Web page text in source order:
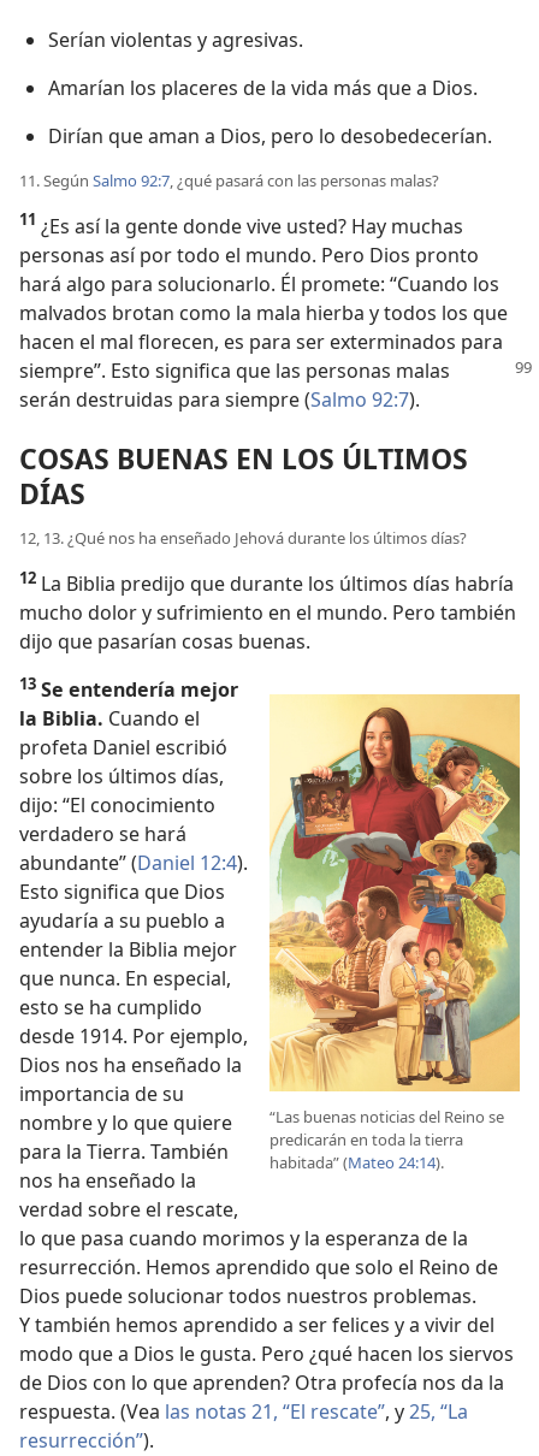
Serían violentas y agresivas.
Amarían los placeres de la vida más que a Dios.
Dirían que aman a Dios, pero lo desobedecerían.
11. Según Salmo 92:7, ¿qué pasará con las personas malas?
11 ¿Es así la gente donde vive usted? Hay muchas
personas así por todo el mundo. Pero Dios pronto
hará algo para solucionarlo. Él promete: “Cuando los
malvados brotan como la mala hierba y todos los que
hacen el mal florecen, es para ser exterminados para
siempre”. Esto significa que las personas malas
serán destruidas para siempre (Salmo 92:7).
COSAS BUENAS EN LOS ÚLTIMOS
DÍAS
12, 13. ¿Qué nos ha enseñado Jehová durante los últimos días?
12 La Biblia predijo que durante los últimos días habría
mucho dolor y sufrimiento en el mundo. Pero también
dijo que pasarían cosas buenas.
“Las buenas noticias del Reino se
predicarán en toda la tierra
habitada” (Mateo 24:14).
13 Se entendería mejor
la Biblia. Cuando el
profeta Daniel escribió
sobre los últimos días,
dijo: “El conocimiento
verdadero se hará
abundante” (Daniel 12:4).
Esto significa que Dios
ayudaría a su pueblo a
entender la Biblia mejor
que nunca. En especial,
esto se ha cumplido
desde 1914. Por ejemplo,
Dios nos ha enseñado la
importancia de su
nombre y lo que quiere
para la Tierra. También
nos ha enseñado la
verdad sobre el rescate,
lo que pasa cuando morimos y la esperanza de la
resurrección. Hemos aprendido que solo el Reino de
Dios puede solucionar todos nuestros problemas.
Y también hemos aprendido a ser felices y a vivir del
modo que a Dios le gusta. Pero ¿qué hacen los siervos
de Dios con lo que aprenden? Otra profecía nos da la
respuesta. (Vea las notas 21, “El rescate”, y25, “La
resurrección”).